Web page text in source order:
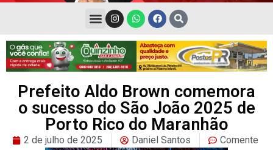
Prefeito Aldo Brown comemora
o sucesso do São João 2025 de
Porto Rico do Maranhão
2 de julho de 2025 Daniel Santos Comente